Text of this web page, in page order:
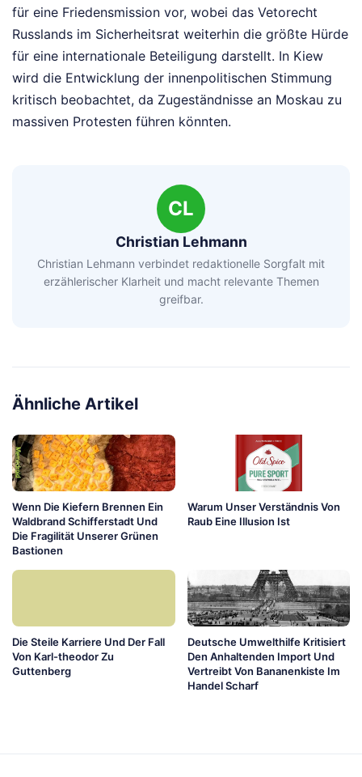
für eine Friedensmission vor, wobei das Vetorecht
Russlands im Sicherheitsrat weiterhin die größte Hürde
für eine internationale Beteiligung darstellt. In Kiew
wird die Entwicklung der innenpolitischen Stimmung
kritisch beobachtet, da Zugeständnisse an Moskau zu
massiven Protesten führen könnten.
CL
Christian Lehmann
Christian Lehmann verbindet redaktionelle Sorgfalt mit
erzählerischer Klarheit und macht relevante Themen
greifbar.
Ähnliche Artikel
Wenn Die Kiefern Brennen Ein
Waldbrand Schifferstadt Und
Die Fragilität Unserer Grünen
Bastionen
Warum Unser Verständnis Von
Raub Eine Illusion Ist
Die Steile Karriere Und Der Fall
Von Karl-theodor Zu
Guttenberg
Deutsche Umwelthilfe Kritisiert
Den Anhaltenden Import Und
Vertreibt Von Bananenkiste Im
Handel Scharf